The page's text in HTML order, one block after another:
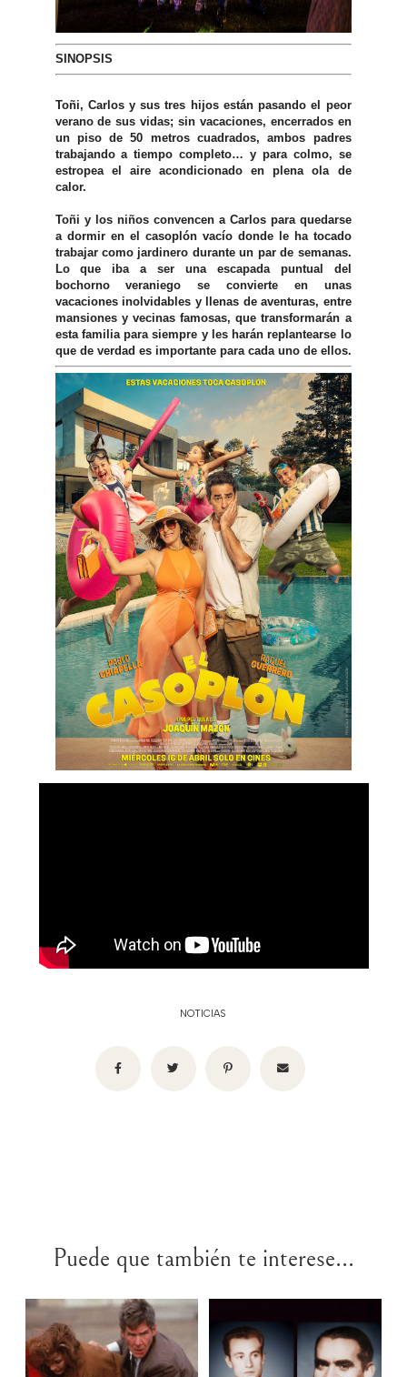
SINOPSIS
Toñi, Carlos y sus tres hijos están pasando el peor
verano de sus vidas; sin vacaciones, encerrados en
un piso de 50 metros cuadrados, ambos padres
trabajando a tiempo completo… y para colmo, se
estropea el aire acondicionado en plena ola de
calor.
Toñi y los niños convencen a Carlos para quedarse
a dormir en el casoplón vacío donde le ha tocado
trabajar como jardinero durante un par de semanas.
Lo que iba a ser una escapada puntual del
bochorno veraniego se convierte en unas
vacaciones inolvidables y llenas de aventuras, entre
mansiones y vecinas famosas, que transformarán a
esta familia para siempre y les harán replantearse lo
que de verdad es importante para cada uno de ellos.
NOTICIAS
Puede que también te interese...